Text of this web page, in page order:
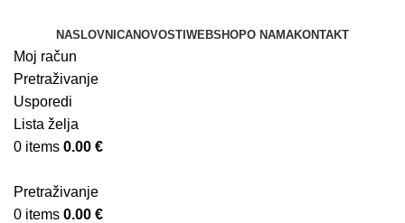
NASLOVNICANOVOSTI WEBSHOPO NAMAKONTAKT
Moj račun
Pretraživanje
Usporedi
Lista želja
0 items 0.00 €
Pretraživanje
0 items 0.00 €